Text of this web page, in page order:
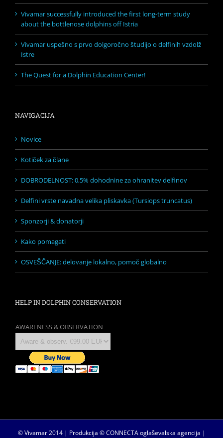
Vivamar successfully introduced the first long-term study
about the bottlenose dolphins off Istria
Vivamar uspešno s prvo dolgoročno študijo o delfinih vzdolž
Istre
The Quest for a Dolphin Education Center!
NAVIGACIJA
Novice
Kotiček za člane
DOBRODELNOST: 0,5% dohodnine za ohranitev delfinov
Delfini vrste navadna velika pliskavka (Tursiops truncatus)
Sponzorji & donatorji
Kako pomagati
OSVEŠČANJE: delovanje lokalno, pomoč globalno
HELP IN DOLPHIN CONSERVATION
AWARENESS & OBSERVATION
© Vivamar 2014 | Produkcija © CONNECTAoglaševalska agencija |